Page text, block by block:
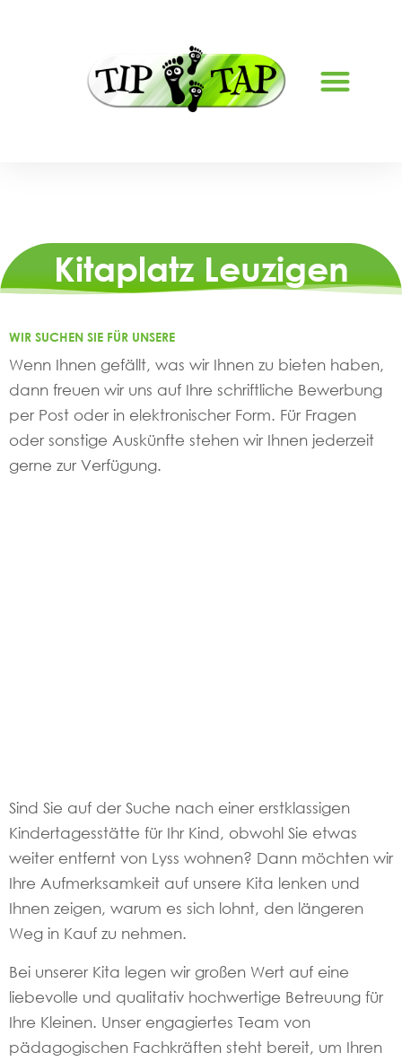
Kitaplatz Leuzigen
WIR SUCHEN SIE FÜR UNSERE
Wenn Ihnen gefällt, was wir Ihnen zu bieten haben,
dann freuen wir uns auf Ihre schriftliche Bewerbung
per Post oder in elektronischer Form. Für Fragen
oder sonstige Auskünfte stehen wir Ihnen jederzeit
gerne zur Verfügung.
Sind Sie auf der Suche nach einer erstklassigen
Kindertagesstätte für Ihr Kind, obwohl Sie etwas
weiter entfernt von Lyss wohnen? Dann möchten wir
Ihre Aufmerksamkeit auf unsere Kita lenken und
Ihnen zeigen, warum es sich lohnt, den längeren
Weg in Kauf zu nehmen.
Bei unserer Kita legen wir großen Wert auf eine
liebevolle und qualitativ hochwertige Betreuung für
Ihre Kleinen. Unser engagiertes Team von
pädagogischen Fachkräften steht bereit, um Ihren